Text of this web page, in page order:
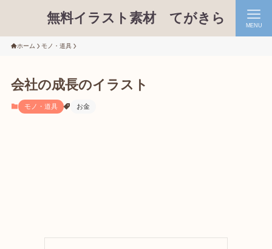
無料イラスト素材 てがきら MENU
ホーム モノ・道具
会社の成長のイラスト
モノ・道具 お金